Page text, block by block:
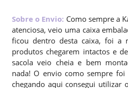
Sobre o Envio: Como sempre a
atenciosa, veio uma caixa
ficou dentro desta caixa, foi a
produtos chegarem intactos e
sacola veio cheia e bem
nada! O envio como sempre
chegando aqui consegui utilizar